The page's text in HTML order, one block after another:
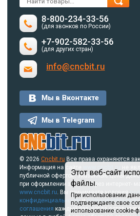
Этот веб-сайт
файлы.
При использовании
подтверждаете свое
использование cookie-
8-800-234-33-56
(для звонков по России)
+7-902-582-33-56
(для других стран)
info@cncbit.ru
Мы в Вконтакте
Мы в Telegram
© 2026 Cncbit.ru Все права охраняются
Информация на сайте
www.cncbit.ru
публичной офертой. Указанные цены
при оформлении заказа через интернет-
www.cncbit.ru. Вы принимаете условия
конфиденциальностиипользовательского
соглашения каждый раз, когда